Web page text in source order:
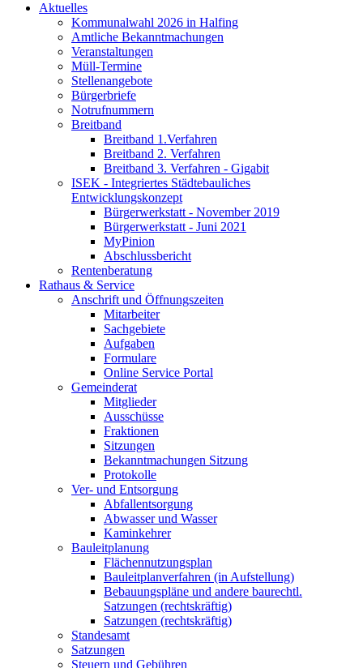
Aktuelles
Kommunalwahl 2026 in Halfing
Amtliche Bekanntmachungen
Veranstaltungen
Müll-Termine
Stellenangebote
Bürgerbriefe
Notrufnummern
Breitband
Breitband 1.Verfahren
Breitband 2. Verfahren
Breitband 3. Verfahren - Gigabit
ISEK - Integriertes Städtebauliches
Entwicklungskonzept
Bürgerwerkstatt - November 2019
Bürgerwerkstatt - Juni 2021
MyPinion
Abschlussbericht
Rentenberatung
Rathaus & Service
Anschrift und Öffnungszeiten
Mitarbeiter
Sachgebiete
Aufgaben
Formulare
Online Service Portal
Gemeinderat
Mitglieder
Ausschüsse
Fraktionen
Sitzungen
Bekanntmachungen Sitzung
Protokolle
Ver- und Entsorgung
Abfallentsorgung
Abwasser und Wasser
Kaminkehrer
Bauleitplanung
Flächennutzungsplan
Bauleitplanverfahren (in Aufstellung)
Bebauungspläne und andere baurechtl.
Satzungen (rechtskräftig)
Satzungen (rechtskräftig)
Standesamt
Satzungen
Steuern und Gebühren